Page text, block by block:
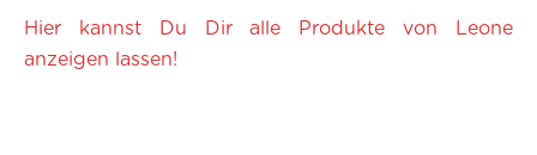
Hier kannst Du Dir alle Produkte von Leone
anzeigen lassen!